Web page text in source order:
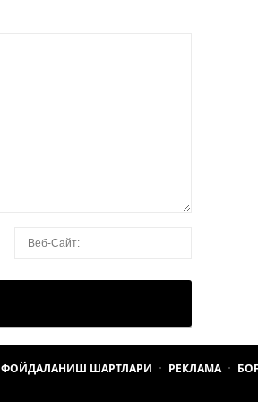
ФОЙДАЛАНИШ ШАРТЛАРИ РЕКЛАМА